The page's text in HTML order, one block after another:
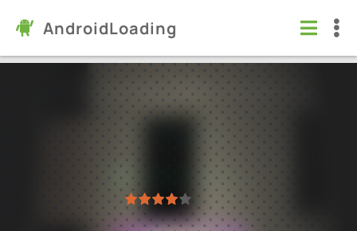
AndroidLoading
The Escapists: Побег из тюрьмы
Игры /Стратегии
636064
Проверено Kaspersky
12